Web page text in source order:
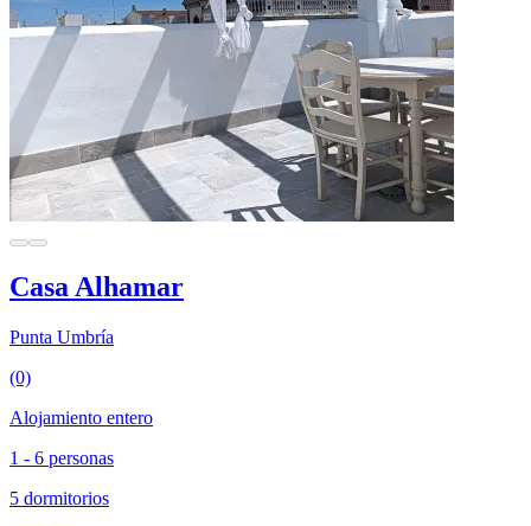
Casa Alhamar
Punta Umbría
(0)
Alojamiento entero
1 - 6 personas
5 dormitorios